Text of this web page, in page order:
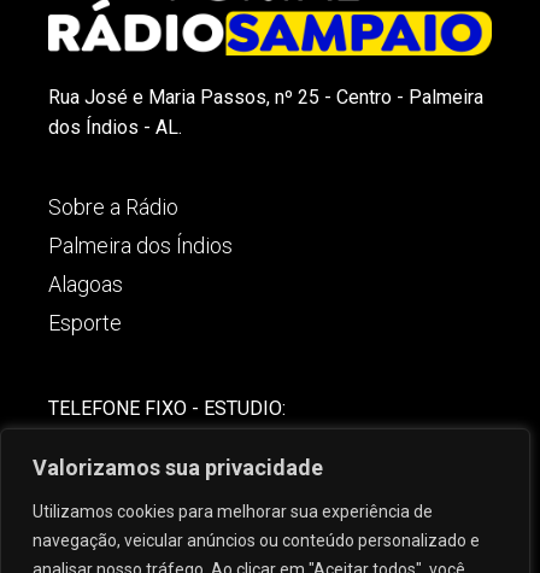
Valorizamos sua privacidade
Utilizamos cookies para melhorar sua experiência de
navegação, veicular anúncios ou conteúdo personalizado e
Rua José e Maria Passos, nº 25 - Centro - Palmeira
dos Índios - AL.
Sobre a Rádio
Palmeira dos Índios
Alagoas
Esporte
TELEFONE FIXO - ESTUDIO:
(82) 99621-8806